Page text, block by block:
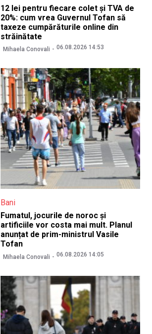
12 lei pentru fiecare colet și TVA de
20%: cum vrea Guvernul Tofan să
taxeze cumpărăturile online din
străinătate
Mihaela Conovali 06.08.2026 14:53
Bani
Fumatul, jocurile de noroc și
artificiile vor costa mai mult. Planul
anunțat de prim-ministrul Vasile
Tofan
Mihaela Conovali 06.08.2026 14:05